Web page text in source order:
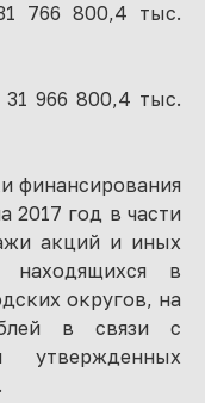
766 800,4 тыс.
31 966 800,4 тыс.
финансирования
2017 год в части
акций и иных
в
округов, на
в связи с
утвержденных